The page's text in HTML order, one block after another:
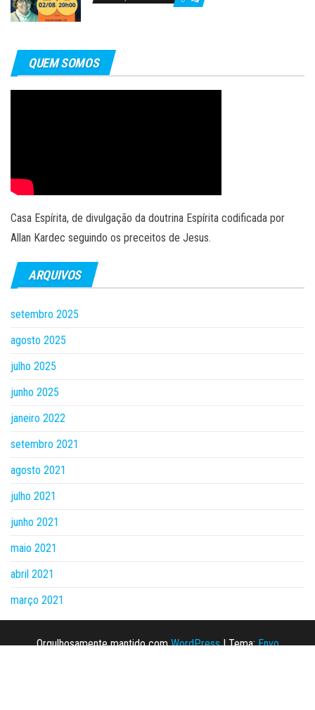
QUEM SOMOS
Casa Espírita, de divulgação da doutrina Espírita codificada por
Allan Kardec seguindo os preceitos de Jesus.
ARQUIVOS
setembro 2025
agosto 2025
julho 2025
junho 2025
janeiro 2022
setembro 2021
agosto 2021
julho 2021
junho 2021
maio 2021
abril 2021
março 2021
Orgulhosamente mantido comWordPress |Tema:Envo